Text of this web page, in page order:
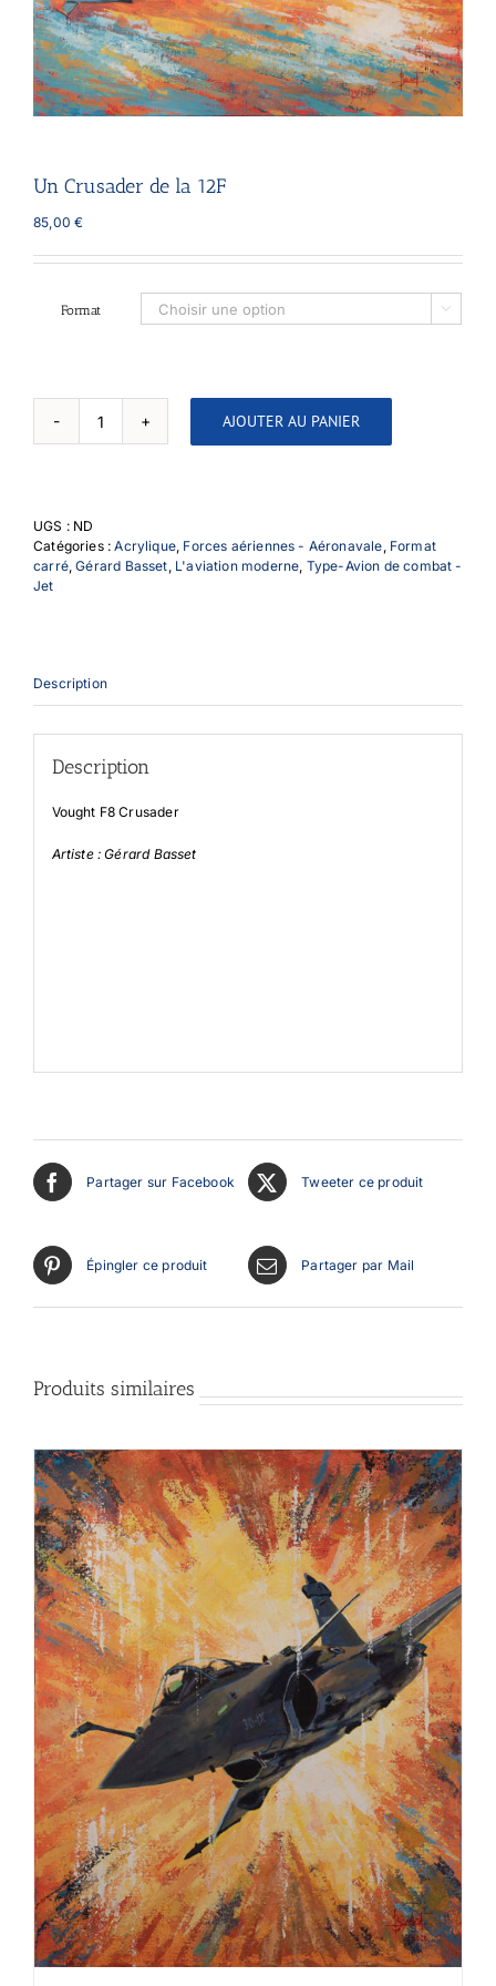
Un Crusader de la 12F
85,00€
Format 
quantité
de
12F
AJOUTER AU PANIER
UGS : ND
Catégories :Acrylique, Forces aériennes - Aéronavale, Format
carré,Gérard Basset, L'aviation moderne, Type-Avion de combat -
Jet
Description
Description
Vought F8 Crusader
Artiste : Gérard Basset
Partager sur Facebook Tweeter ce produit
Épingler ce produit Partager par Mail
Produits similaires